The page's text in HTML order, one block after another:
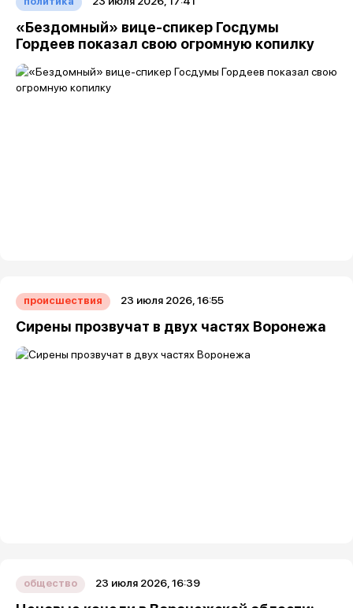
«Бездомный» вице-спикер Госдумы
Гордеев показал свою огромную копилку
происшествия 23 июля 2026, 16:55
Сирены прозвучат в двух частях Воронежа
общество 23 июля 2026, 16:39